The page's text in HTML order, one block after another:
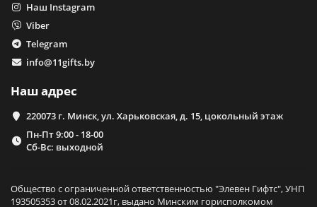
Наш Instagram
Viber
Telegram
info@11gifts.by
Наш адрес
220073 г. Минск, ул. Харьковская, д. 15, цокольный этаж
Пн-Пт 9:00 - 18-00
Сб-Вс: выходной
Общество с ограниченной ответственностью "Элевен Гифтс", УНП
193505353 от 08.02.2021г, выдано Минским горисполкомом